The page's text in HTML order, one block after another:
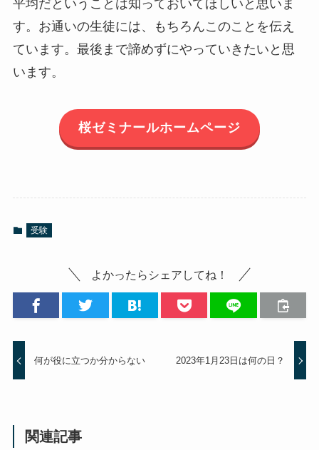
平均だということは知っておいてほしいと思いま
す。お通いの生徒には、もちろんこのことを伝え
ています。最後まで諦めずにやっていきたいと思
います。
桜ゼミナールホームページ
受験
よかったらシェアしてね！
何が役に立つか分からない 2023年1月23日は何の日？
関連記事